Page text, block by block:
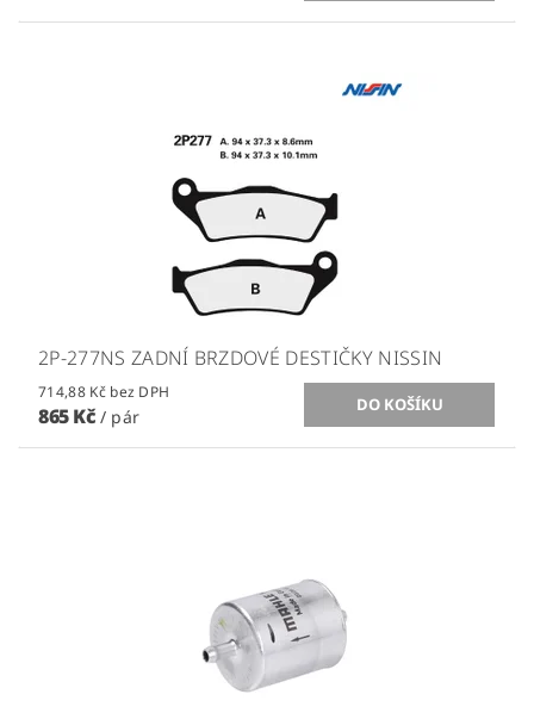
2P-277NS ZADNÍ BRZDOVÉ DESTIČKY NISSIN
714,88 Kč bez DPH
865 Kč / pár